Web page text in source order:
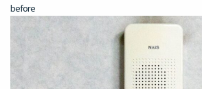
before